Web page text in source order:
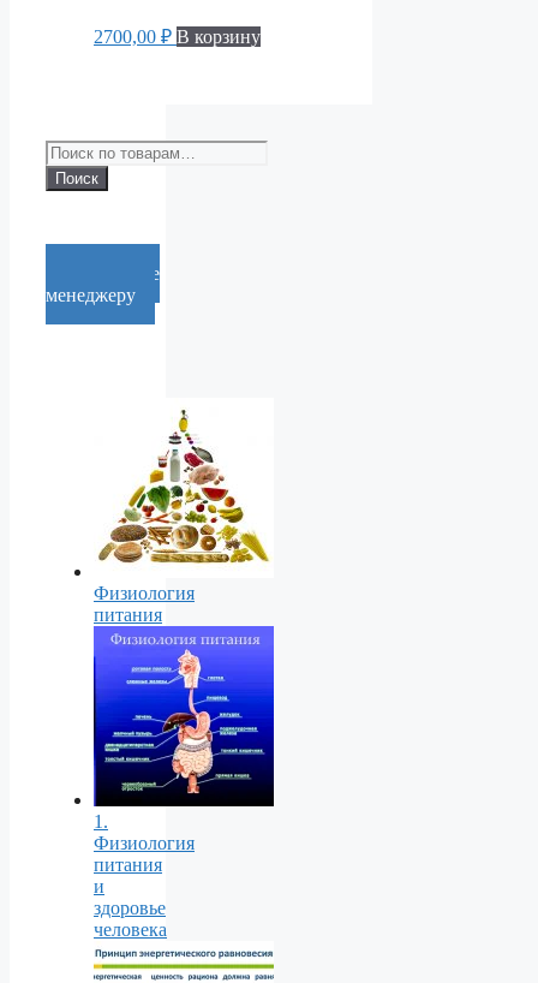
2700,00 ₽ В корзину
Искать:
Поиск
Cообщение
менеджеру
Физиология
питания
1.
Физиология
питания
и
здоровье
человека